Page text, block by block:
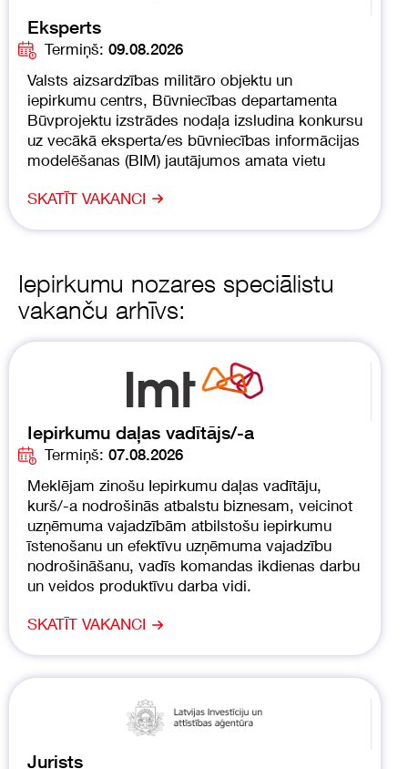
Eksperts
Termiņš: 09.08.2026
Valsts aizsardzības militāro objektu un
iepirkumu centrs, Būvniecības departamenta
Būvprojektu izstrādes nodaļa izsludina konkursu
uz vecākā eksperta/es būvniecības informācijas
modelēšanas (BIM) jautājumos amata vietu
SKATĪT VAKANCI
Iepirkumu nozares speciālistu
vakanču arhīvs:
Iepirkumu daļas vadītājs/-a
Termiņš: 07.08.2026
Meklējam zinošu Iepirkumu daļas vadītāju,
kurš/-a nodrošinās atbalstu biznesam, veicinot
uzņēmuma vajadzībām atbilstošu iepirkumu
īstenošanu un efektīvu uzņēmuma vajadzību
nodrošināšanu, vadīs komandas ikdienas darbu
un veidos produktīvu darba vidi.
SKATĪT VAKANCI
Jurists